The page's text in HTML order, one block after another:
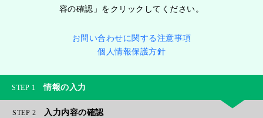
容の確認」をクリックしてください。
お問い合わせに関する注意事項
個人情報保護方針
1 情報の入力
2 入力内容の確認